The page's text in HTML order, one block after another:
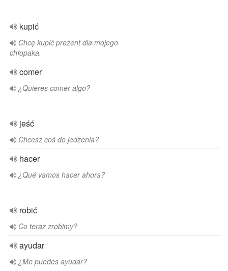
kupić
Chcę kupić prezent dla mojego
chłopaka.
comer
¿Quieres comer algo?
jeść
Chcesz coś do jedzenia?
hacer
¿Qué vamos hacer ahora?
robić
Co teraz zrobimy?
ayudar
¿Me puedes ayudar?